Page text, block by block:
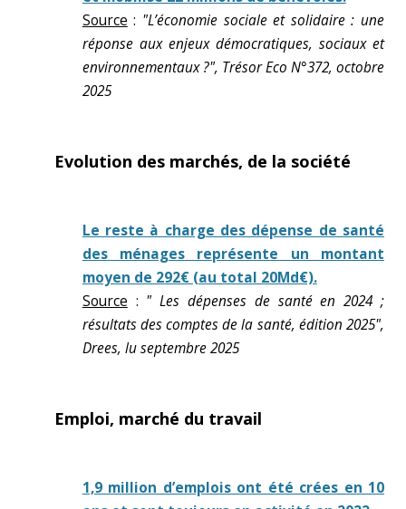
Source : "L’économie sociale et solidaire : une
réponse aux enjeux démocratiques, sociaux et
environnementaux ?", Trésor Eco N°372, octobre
2025
Evolution des marchés, de la société
Le reste à charge des dépense de santé
des ménages représente un montant
moyen de 292€ (au total 20Md€).
Source : " Les dépenses de santé en 2024 ;
résultats des comptes de la santé, édition 2025",
Drees, lu septembre 2025
Emploi, marché du travail
1,9 million d’emplois ont été crées en 10